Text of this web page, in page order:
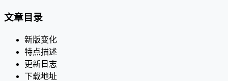
文章目录
新版变化
特点描述
更新日志
下载地址